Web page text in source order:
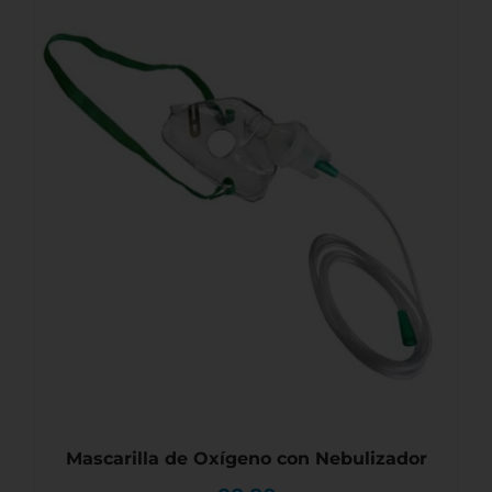
AÑADIR AL CARRITO
Mascarilla de Oxígeno con Nebulizador